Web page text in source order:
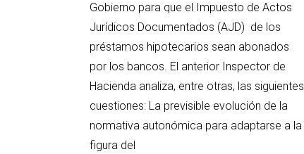
Gobierno para que el Impuesto de Actos
Jurídicos Documentados (AJD) de los
préstamos hipotecarios sean abonados
por los bancos. El anterior Inspector de
Hacienda analiza, entre otras, las siguientes
cuestiones: La previsible evolución de la
normativa autonómica para adaptarse a la
figura del